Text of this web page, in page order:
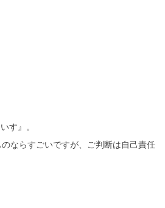
す』。
ならすごいですが、ご判断は自己責任